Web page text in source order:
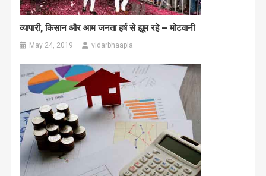
व्यापारी, किसान और आम जनता हर्ष से झूम रहे – मोटवानी
May 24, 2019 vidarbhaapla